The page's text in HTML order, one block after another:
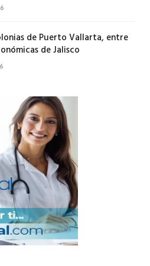
de Puerto Vallarta, entre
de Jalisco